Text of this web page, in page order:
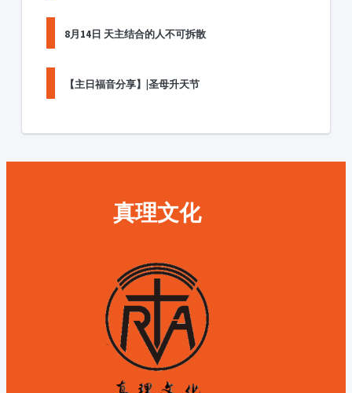
8月14日 天主结合的人不可拆散
【主日福音分享】|圣母升天节
真理文化